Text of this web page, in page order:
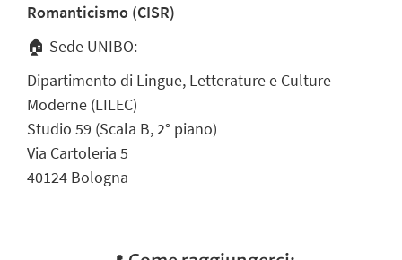
Romanticismo (CISR)
🏠 Sede UNIBO:
Dipartimento di Lingue, Letterature e Culture
Moderne (LILEC)
Studio 59 (Scala B, 2° piano)
Via Cartoleria 5
40124 Bologna